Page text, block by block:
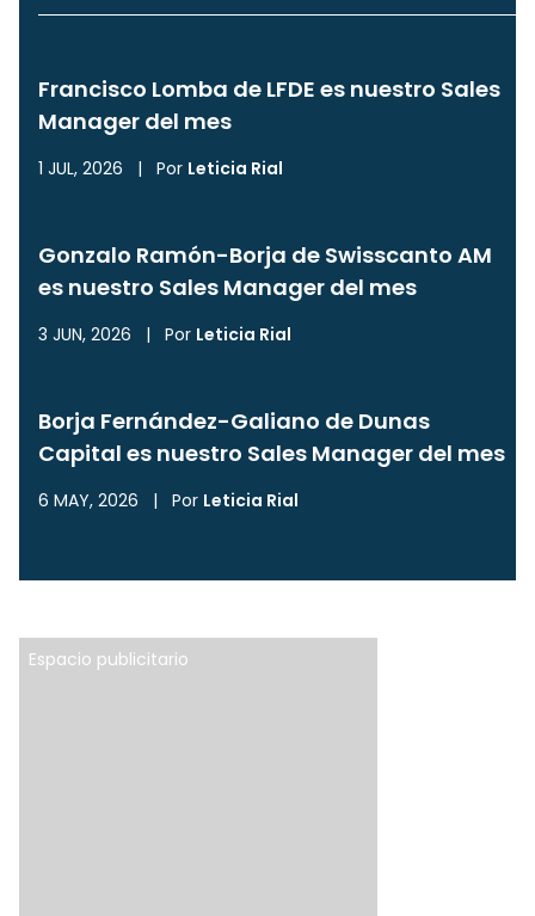
Francisco Lomba de LFDE es nuestro Sales
Manager del mes
1 JUL, 2026 | Por Leticia Rial
Gonzalo Ramón-Borja de Swisscanto AM
es nuestro Sales Manager del mes
3 JUN, 2026 | Por Leticia Rial
Borja Fernández-Galiano de Dunas
Capital es nuestro Sales Manager del mes
6 MAY, 2026 | Por Leticia Rial
Espacio publicitario